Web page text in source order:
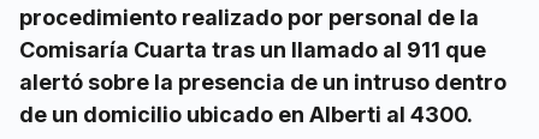
procedimiento realizado por personal de la
Comisaría Cuarta tras un llamado al 911 que
alertó sobre la presencia de un intruso dentro
de un domicilio ubicado en Alberti al 4300.